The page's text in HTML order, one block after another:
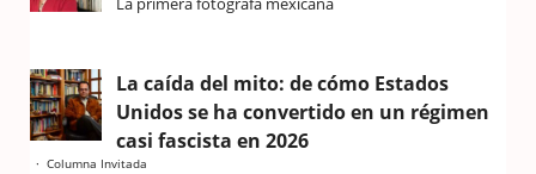
La caída del mito: de cómo Estados
Unidos se ha convertido en un régimen
casi fascista en 2026
Columna Invitada